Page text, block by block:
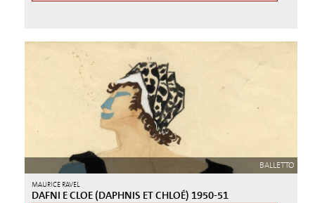
BALLETTO
MAURICE RAVEL
DAFNI E CLOE (DAPHNIS ET CHLOÉ) 1950-51